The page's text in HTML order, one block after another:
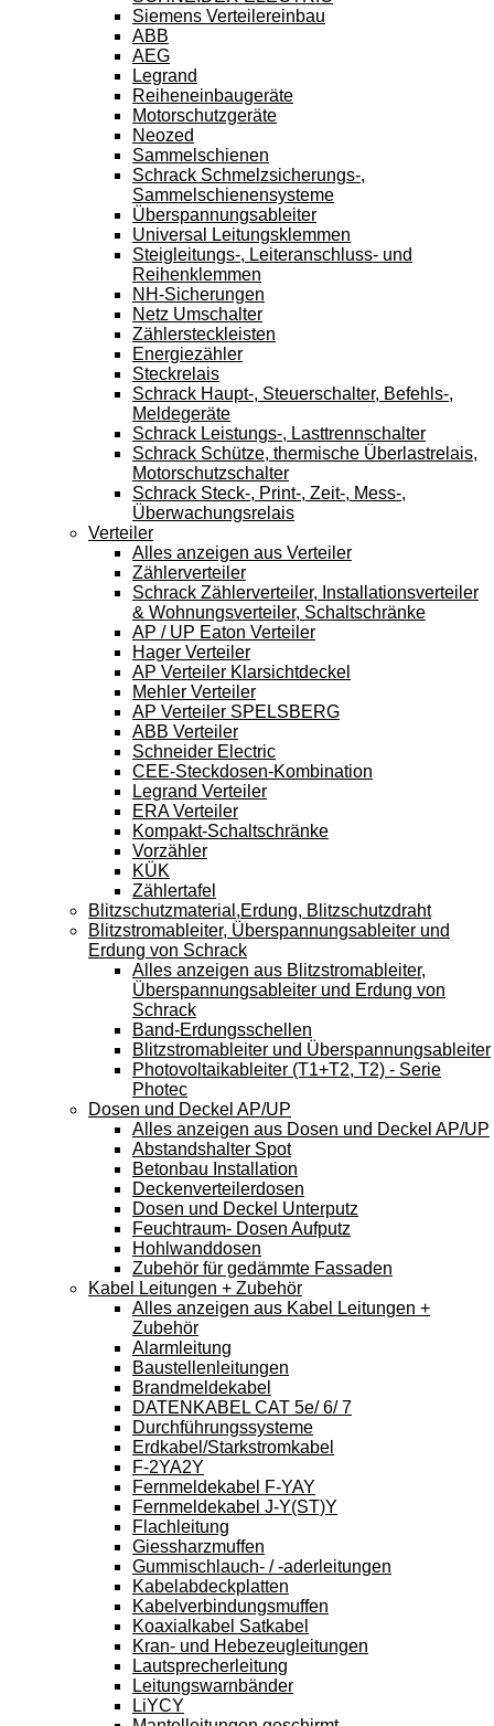
Siemens Verteilereinbau
ABB
AEG
Legrand
Reiheneinbaugeräte
Motorschutzgeräte
Neozed
Sammelschienen
Schrack Schmelzsicherungs-,
Sammelschienensysteme
Überspannungsableiter
Universal Leitungsklemmen
Steigleitungs-, Leiteranschluss- und
Reihenklemmen
NH-Sicherungen
Netz Umschalter
Zählersteckleisten
Energiezähler
Steckrelais
Schrack Haupt-, Steuerschalter, Befehls-,
Meldegeräte
Schrack Leistungs-, Lasttrennschalter
Schrack Schütze, thermische Überlastrelais,
Motorschutzschalter
Schrack Steck-, Print-, Zeit-, Mess-,
Überwachungsrelais
Verteiler
Alles anzeigen aus Verteiler
Zählerverteiler
Schrack Zählerverteiler, Installationsverteiler
& Wohnungsverteiler, Schaltschränke
AP / UP Eaton Verteiler
Hager Verteiler
AP Verteiler Klarsichtdeckel
Mehler Verteiler
AP Verteiler SPELSBERG
ABB Verteiler
Schneider Electric
CEE-Steckdosen-Kombination
Legrand Verteiler
ERA Verteiler
Kompakt-Schaltschränke
Vorzähler
KÜK
Zählertafel
Blitzschutzmaterial,Erdung, Blitzschutzdraht
Blitzstromableiter, Überspannungsableiter und
Erdung von Schrack
Alles anzeigen aus Blitzstromableiter,
Überspannungsableiter und Erdung von
Schrack
Band-Erdungsschellen
Blitzstromableiter und Überspannungsableiter
Photovoltaikableiter (T1+T2, T2) - Serie
Photec
Dosen und Deckel AP/UP
Alles anzeigen aus Dosen und Deckel AP/UP
Abstandshalter Spot
Betonbau Installation
Deckenverteilerdosen
Dosen und Deckel Unterputz
Feuchtraum- Dosen Aufputz
Hohlwanddosen
Zubehör für gedämmte Fassaden
Kabel Leitungen + Zubehör
Alles anzeigen aus Kabel Leitungen +
Zubehör
Alarmleitung
Baustellenleitungen
Brandmeldekabel
DATENKABEL CAT 5e/ 6/ 7
Durchführungssysteme
Erdkabel/Starkstromkabel
F-2YA2Y
Fernmeldekabel F-YAY
Fernmeldekabel J-Y(ST)Y
Flachleitung
Giessharzmuffen
Gummischlauch- / -aderleitungen
Kabelabdeckplatten
Kabelverbindungsmuffen
Koaxialkabel Satkabel
Kran- und Hebezeugleitungen
Lautsprecherleitung
Leitungswarnbänder
LiYCY